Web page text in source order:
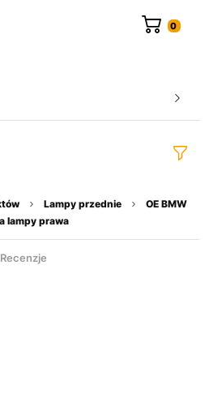
Lampy przednie
OE BMW
lampy prawa
Recenzje